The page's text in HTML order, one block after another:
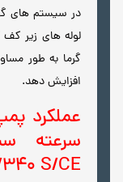
در سیستم های
لوله های زیر
گرما به طور
افزایش دهد.
عملکرد
S/CE: